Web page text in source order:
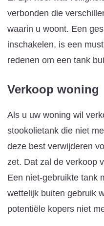
verbonden die
waarin u woont. Een
inschakelen, is een
redenen om een tank
Verkoop woning
Als u uw woning wil
stookolietank die niet
deze best verwijderen
zet. Dat zal de verkoop
Een niet-gebruikte tank
wettelijk buiten gebruik
potentiële kopers niet